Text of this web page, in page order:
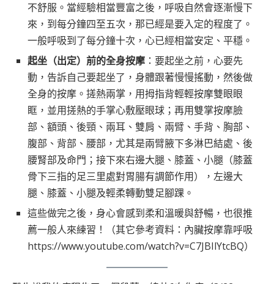
不舒服。當經驗相當豐富之後，呼吸自然會逐漸慢下
來，到每分鐘四至五次，那已經是要入定的程度了。
一般呼吸到了每分鐘十次，心已經相當安定、平穩。
起坐（出定）前的全身按摩 ：要起坐之前，心要先
動，告訴自己要起坐了，身體跟著慢慢搖動，然後做
全身的按摩。搓熱兩掌，用拇指背輕輕按摩雙眼眼
眶，並用搓熱的手掌心敷壓眼球；再用雙掌按摩臉
部、額頭、後頸、兩耳、雙肩、兩臂、手背、胸部、
腹部、背部、腰部，尤其是兩臂腋下多淋巴結處、後
腰腎部及命門；接下來右邊大腿、膝蓋、小腿（膝蓋
骨下三指的足三里處對胃腸有調節作用），左邊大
腿、膝蓋、小腿及輕柔轉動雙足腳踝。
這些做完之後，身心會感到柔和溫暖與舒暢，也很推
薦一般人來練習！（其它參考資料：內臟按摩靠呼吸
https://www.youtube.com/watch?v=C7JBIlYtcBQ）